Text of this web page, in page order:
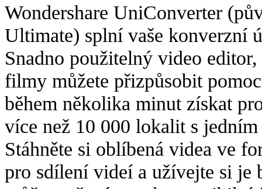
Wondershare UniConverter
Ultimate) splní vaše konverzní
Snadno použitelný video
filmy můžete přizpůsobit
během několika minut získat
více než 10 000 lokalit s
Stáhněte si oblíbená videa ve
pro sdílení videí a užívejte si je